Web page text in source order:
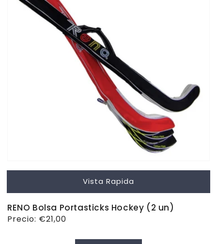
Vista Rapida
RENO Bolsa Portasticks Hockey (2 un)
Precio
Precio: €21,00